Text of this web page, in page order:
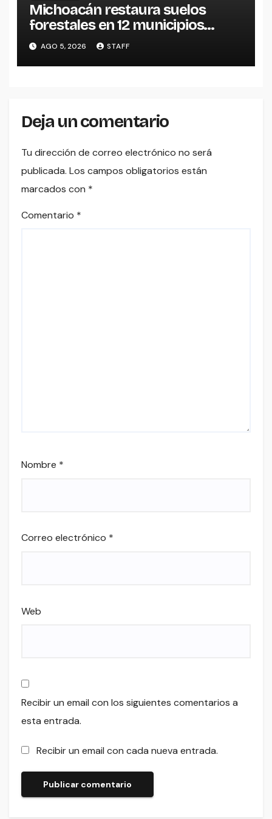
Michoacán restaura suelos
forestales en 12 municipios
afectados por incendios
AGO 5, 2026 STAFF
Deja un comentario
Tu dirección de correo electrónico no será
publicada. Los campos obligatorios están
marcados con *
Comentario *
Nombre *
Correo electrónico *
Web
Recibir un email con los siguientes comentarios a
esta entrada.
Recibir un email con cada nueva entrada.